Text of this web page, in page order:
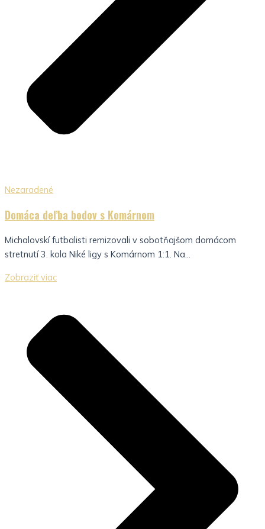
Nezaradené
Domáca deľba bodov s Komárnom
Michalovskí futbalisti remizovali v sobotňajšom domácom
stretnutí 3. kola Niké ligy s Komárnom 1:1. Na...
Zobraziť viac